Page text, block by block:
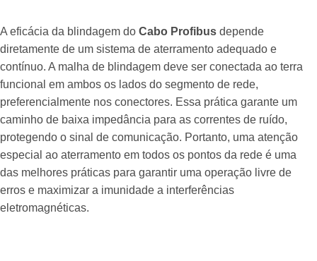
A eficácia da blindagem do Cabo Profibus depende
diretamente de um sistema de aterramento adequado e
contínuo. A malha de blindagem deve ser conectada ao terra
funcional em ambos os lados do segmento de rede,
preferencialmente nos conectores. Essa prática garante um
caminho de baixa impedância para as correntes de ruído,
protegendo o sinal de comunicação. Portanto, uma atenção
especial ao aterramento em todos os pontos da rede é uma
das melhores práticas para garantir uma operação livre de
erros e maximizar a imunidade a interferências
eletromagnéticas.